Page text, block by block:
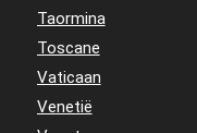
Taormina
Toscane
Vaticaan
Venetië